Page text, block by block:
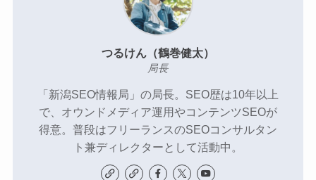
つるけん（鶴巻健太）
局長
「新潟SEO情報局」の局長。SEO歴は10年以上
で、オウンドメディア運用やコンテンツSEOが
得意。普段はフリーランスのSEOコンサルタン
ト兼ディレクターとして活動中。